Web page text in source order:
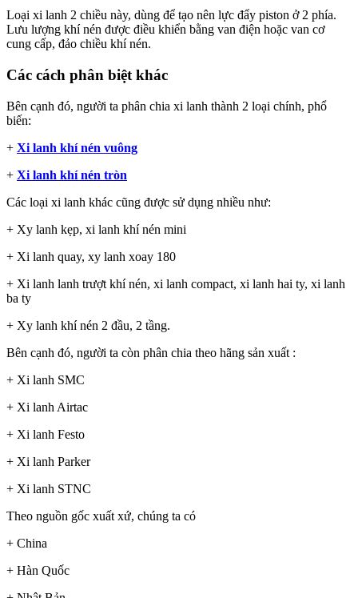
Loại xi lanh 2 chiều này, dùng để tạo nên lực đẩy piston ở 2 phía.
Lưu lượng khí nén được điều khiển bằng van điện hoặc van cơ
cung cấp, đảo chiều khí nén.
Các cách phân biệt khác
Bên cạnh đó, người ta phân chia xi lanh thành 2 loại chính, phổ
biến:
+ Xi lanh khí nén vuông
+ Xi lanh khí nén tròn
Các loại xi lanh khác cũng được sử dụng nhiều như:
+ Xy lanh kẹp, xi lanh khí nén mini
+ Xi lanh quay, xy lanh xoay 180
+ Xi lanh lanh trượt khí nén, xi lanh compact, xi lanh hai ty, xi lanh
ba ty
+ Xy lanh khí nén 2 đầu, 2 tầng.
Bên cạnh đó, người ta còn phân chia theo hãng sản xuất :
+ Xi lanh SMC
+ Xi lanh Airtac
+ Xi lanh Festo
+ Xi lanh Parker
+ Xi lanh STNC
Theo nguồn gốc xuất xứ, chúng ta có
+ China
+ Hàn Quốc